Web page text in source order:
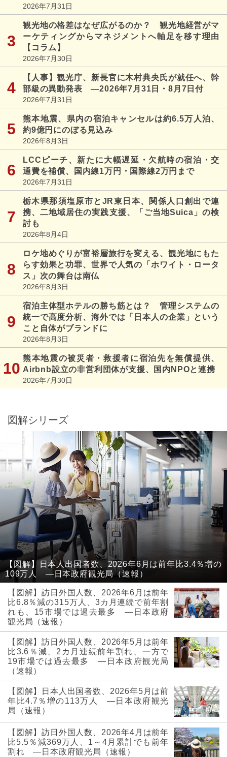
2026年7月31日
観光地の格差はなぜ広がるのか？ 観光地経営がマ
ーケティングからマネジメントへ軸足を移す理由
【コラム】
2026年7月30日
【人事】観光庁、新長官に木村典央氏が就任へ、幹
部級の異動発表 ―2026年7月31日・8月7日付
2026年7月31日
熊本地震、県内の宿泊キャンセルは約6.5万人泊、
約9億円にのぼる見込み
2026年8月3日
LCCピーチ、新たに大幅遅延・欠航時の宿泊・交
通費を補償、国内線1万円・国際線2万円まで
2026年7月31日
栃木県那須塩原市とJR東日本、関係人口創出で連
携、二地域居住の実践支援、「ご当地Suica」の検
討も
2026年8月4日
ロケ地めぐりが富裕層旅行を変える、観光地にもた
らす効果と功罪、世界で人気の「ホワイト・ロータ
ス」次の舞台は南仏
2026年8月3日
宿泊主体型ホテルの勝ち筋とは？ 管理システムの
統一で高度分析、海外では「日本人の企業」という
こと自体がブランドに
2026年8月3日
熊本地震の被災者・救援者に宿泊先を無償提供、
Airbnb設立の非営利団体が支援、国内NPOと連携
2026年7月30日
図解シリーズ
【図解】日本人出国者数、2026年6月は前年比3.4％増の
109万人 ―日本政府観光局（速報）
【図解】訪日外国人数、2026年6月は前年
比6.8％減の315万人、3カ月連続で前年割
れも、15市場では過去最多 ―日本政府
観光局（速報）
【図解】訪日外国人数、2026年5月は前年
比3.6％減、2カ月連続前年割れ、一方で
19市場では過去最多 ―日本政府観光局
（速報）
【図解】日本人出国者数、2026年5月は前
年比4.7％増の113万人 ―日本政府観光
局（速報）
【図解】訪日外国人数、2026年4月は前年
比5.5％減369万人、1～4月累計でも前年
割れ ―日本政府観光局（速報）